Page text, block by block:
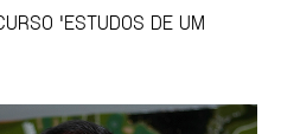
'ESTUDOS DE UM